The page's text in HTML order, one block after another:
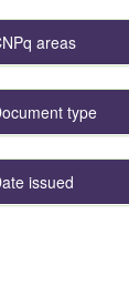
areas
type
issued